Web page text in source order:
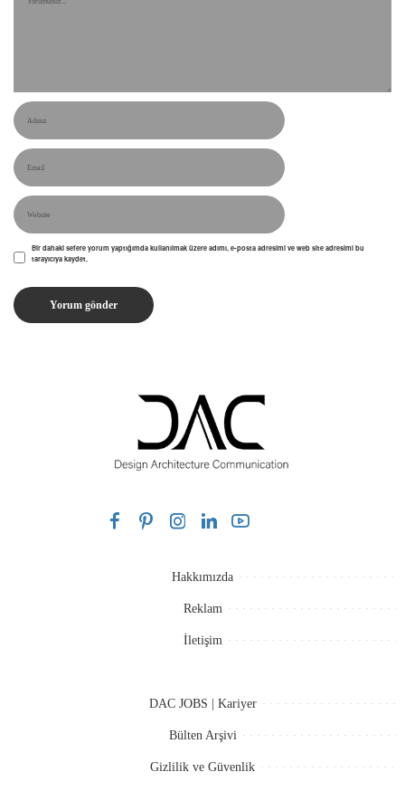
Bir dahaki sefere yorum yaptığımda kullanılmak üzere adımı, e-posta adresimi ve web site adresimi bu
tarayıcıya kaydet.
Hakkımızda
Reklam
İletişim
DAC JOBS | Kariyer
Bülten Arşivi
Gizlilik ve Güvenlik